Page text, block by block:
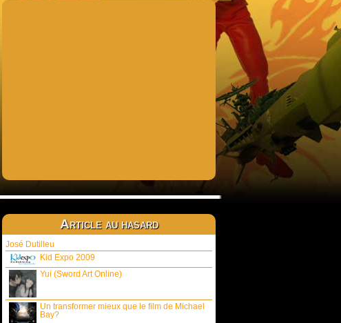
Article au hasard
José Dutilleu
Kid Expo 2009
Yui (Sword Art Online)
Un transformer mieux que le film de Michael
Bay?